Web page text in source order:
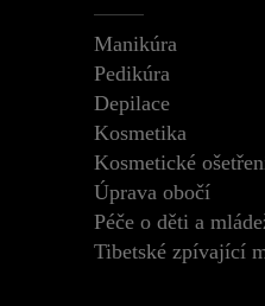
Manikúra
Pedikúra
Depilace
Kosmetika
Kosmetické
Úprava obočí
Péče o děti a
Tibetské zpívající